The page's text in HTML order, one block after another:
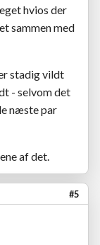
hvios der
sammen med
stadig vildt
- selvom det
næste par
af det.
#5